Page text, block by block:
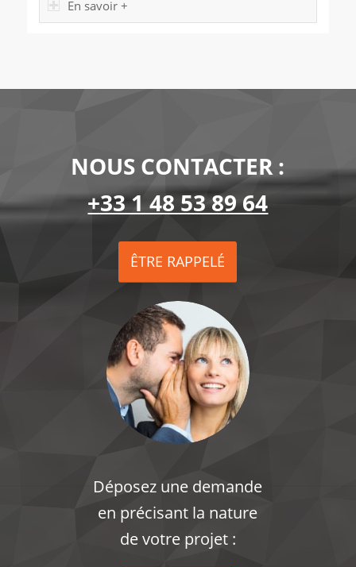
En savoir +
NOUS CONTACTER :
+33 1 48 53 89 64
ÊTRE RAPPELÉ
Déposez une demande
en précisant la nature
de votre projet :